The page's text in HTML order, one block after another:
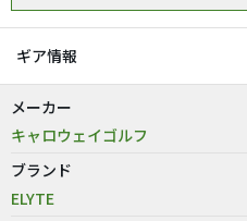
ギア情報
メーカー
キャロウェイゴルフ
ブランド
ELYTE